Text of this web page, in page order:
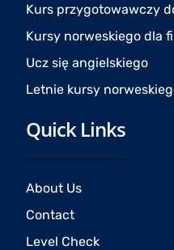
Kurs przygotowawczy
Kursy norweskiego dla
Ucz się angielskiego
Letnie kursy
Quick Links
About Us
Contact
Level Check